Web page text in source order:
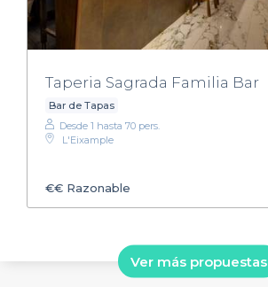
Taperia Sagrada Familia Bar
Bar de Tapas
Desde 1 hasta 70 pers.
L'Eixample
€€ Razonable
Ver más propuestas